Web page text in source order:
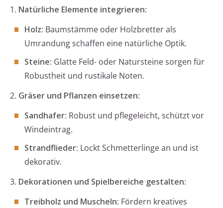
1. Natürliche Elemente integrieren:
Holz: Baumstämme oder Holzbretter als
Umrandung schaffen eine natürliche Optik.
Steine: Glatte Feld- oder Natursteine sorgen für
Robustheit und rustikale Noten.
2. Gräser und Pflanzen einsetzen:
Sandhafer: Robust und pflegeleicht, schützt vor
Windeintrag.
Strandflieder: Lockt Schmetterlinge an und ist
dekorativ.
3. Dekorationen und Spielbereiche gestalten:
Treibholz und Muscheln: Fördern kreatives